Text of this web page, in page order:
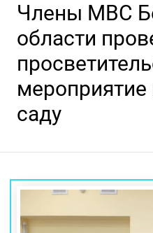
Члены МВС
области
мероприятие
саду